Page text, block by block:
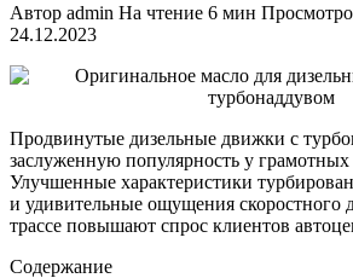
Автор admin На чтение 6 мин
24.12.2023
Продвинутые дизельные движки с
заслуженную популярность у грамотных
Улучшенные характеристики
и удивительные ощущения скоростного
трассе повышают спрос клиентов
Содержание